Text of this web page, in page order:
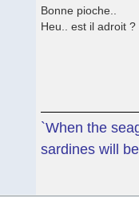
Bonne pioche..
Heu.. est il adroit ?
`When the
sardines will